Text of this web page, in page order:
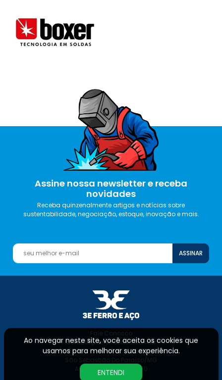
Ao navegar neste site, você aceita os cookies que
usamos para melhorar sua experiência.
ENTENDI
Assine nossa newsletter e receba
novidades
Receba quinzenalmente artigos e notícias sobre
sustentabilidade, negociação, estoque, inovação e mais.
ASSINAR
Fale Conosco
contato@3eferroeaco.com.br
(35) 3558-5144 / (35) 3531-0284
São Sebastião Do Paraíso/MG
Av. Dárcio Cantieri, 2070
Jardim Europa